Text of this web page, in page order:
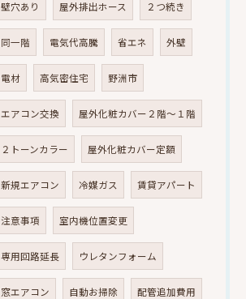
壁穴あり 屋外排出ホース ２つ続き
同一階 電気代高騰 省エネ 外壁
電材 高気密住宅 野洲市
エアコン交換 屋外化粧カバー２階～１階
２トーンカラー 屋外化粧カバー定額
新規エアコン 冷媒ガス 賃貸アパート
注意事項 室内機位置変更
専用回路延長 ウレタンフォーム
窓エアコン 自動お掃除 配管追加費用